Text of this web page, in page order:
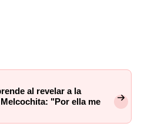
al revelar a la
"Por ella me